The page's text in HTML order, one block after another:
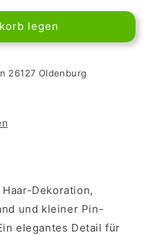
legen
26127 Oldenburg
Dekoration,
und kleiner Pin-
elegantes Detail für